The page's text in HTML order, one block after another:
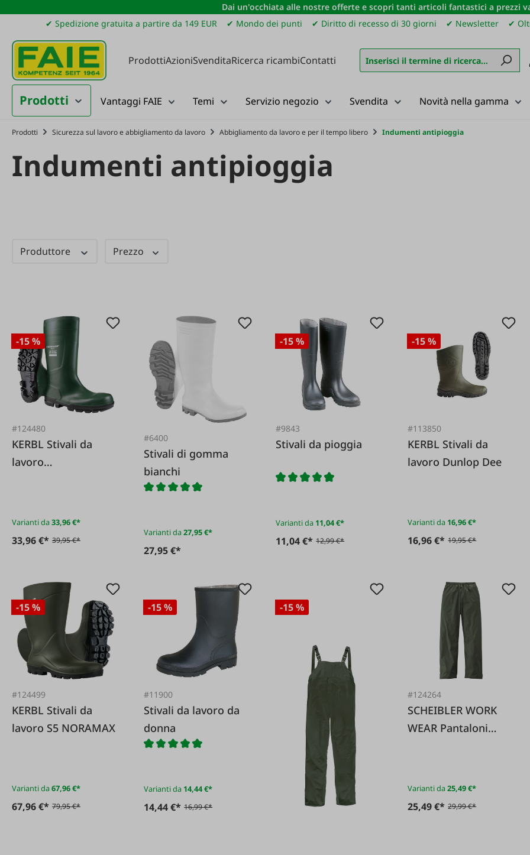
al contenuto principale
Salta alla ricerca
Passa alla navigazione principale
Dai un'occhiata alle nostre offerte e scopri tanti articoli fantastici a prezzi
✔ Spedizione gratuita a partire da 149 EUR
✔ Mondo dei punti ✔ Diritto di recesso di 30 giorni ✔ Newsletter ✔
ProdottiAzioniSvenditaRicerca ricambiContatti
Prodotti Vantaggi FAIE Temi Servizio negozio Svendita Novità nella gamma
Prodotti Sicurezza sul lavoro e abbigliamento da lavoro Abbigliamento da lavoro e per il tempo libero Indumenti antipioggia
Indumenti antipioggia
Produttore Prezzo
-15 %
#124480
KERBL Stivali da
lavoro
Varianti da33,96 €*
33,96 €* 39,95 €*
#6400
Stivali di gomma
bianchi
Varianti da27,95 €*
27,95 €*
-15 %
#9843
Stivali da pioggia
Varianti da 11,04 €*
11,04 €* 12,99 €*
-15 %
#113850
KERBL Stivali da
lavoro Dunlop Dee
Varianti da 16,96 €*
16,96 €* 19,95 €*
-15 %
#124499
KERBL Stivali da
lavoro S5 NORAMAX
Varianti da67,96 €*
67,96 €* 79,95 €*
-15 %
#11900
Stivali da lavoro da
donna
Varianti da 14,44 €*
14,44 €* 16,99 €*
-15 %
#124264
SCHEIBLER WORK
WEAR Pantaloni
Varianti da25,49 €*
25,49 €* 29,99 €*